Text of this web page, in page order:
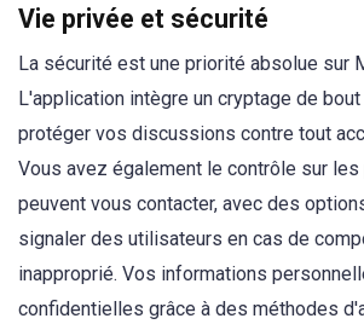
Vie privée et sécurité
La sécurité est une priorité absolue sur
L'application intègre un cryptage de
protéger vos discussions contre tout
Vous avez également le contrôle sur
peuvent vous contacter, avec des
signaler des utilisateurs en cas de
inapproprié. Vos informations
confidentielles grâce à des méthodes